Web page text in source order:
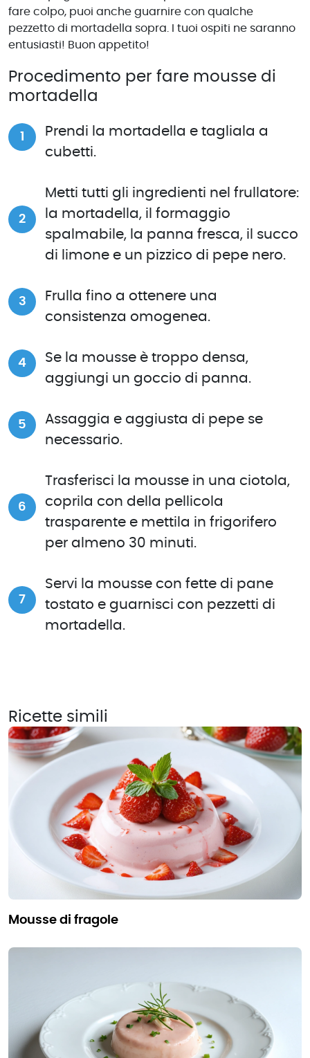
fare colpo, puoi anche guarnire con qualche
pezzetto di mortadella sopra. I tuoi ospiti ne saranno
entusiasti! Buon appetito!
Procedimento per fare mousse di
mortadella
Prendi la mortadella e tagliala a
cubetti.
Metti tutti gli ingredienti nel frullatore:
la mortadella, il formaggio
spalmabile, la panna fresca, il succo
di limone e un pizzico di pepe nero.
Frulla fino a ottenere una
consistenza omogenea.
Se la mousse è troppo densa,
aggiungi un goccio di panna.
Assaggia e aggiusta di pepe se
necessario.
Trasferisci la mousse in una ciotola,
coprila con della pellicola
trasparente e mettila in frigorifero
per almeno 30 minuti.
Servi la mousse con fette di pane
tostato e guarnisci con pezzetti di
mortadella.
Ricette simili
mousse di fragole